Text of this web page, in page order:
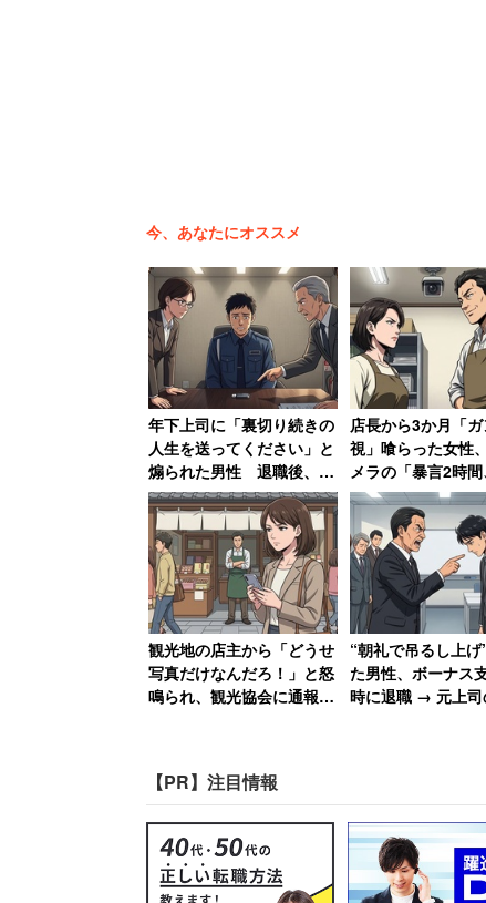
「子どもの成長は早いので洋
を買ってしまうけど、ミレニ
ます。逆にブランド物じゃな
ブランド品を購入する際はコレクショ
少なくはないようだ。
「30歳前後の女性で歯
ノ”にお金を出す傾向
目指す雰囲気（世界観）にあっている
ポイント以上上回った。
その一方、4割が「決められないので
今、あなたにオススメ
年下上司に「裏切り続きの
人生を送ってください」と
煽られた男性 退職後、元
職場にパワハラ証拠USBを
送付した結果【後編】
店長から3か月「
視」喰らった女性
メラの「暴言2時
車破壊」の証拠で
店長はクビ、その
れる
観光地の店主から「どうせ
写真だけなんだろ！」と怒
鳴られ、観光協会に通報し
“朝礼で吊るし上げ
た男性、ボーナス
時に退職 → 元上司
【PR】注目情報